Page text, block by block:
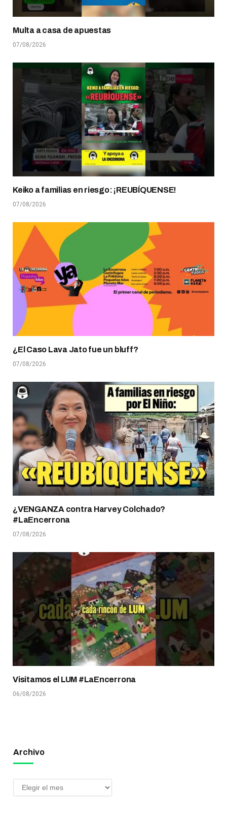
Multa a casa de apuestas
07/08/2026
Keiko a familias en riesgo: ¡REUBÍQUENSE!
07/08/2026
¿El Caso Lava Jato fue un bluff?
07/08/2026
¿VENGANZA contra Harvey Colchado?
#LaEncerrona
07/08/2026
Visitamos el LUM #LaEncerrona
06/08/2026
Archivo